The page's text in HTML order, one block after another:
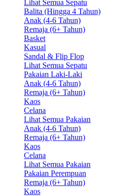
Lihat Semua Sepatu
Balita (Hingga 4 Tahun)
Anak (4-6 Tahun)
Remaja (6+ Tahun)
Basket
Kasual
Sandal & Flip Flop
Lihat Semua Sepatu
Pakaian Laki-Laki
Anak (4-6 Tahun)
Remaja (6+ Tahun)
Kaos
Celana
Lihat Semua Pakaian
Anak (4-6 Tahun)
Remaja (6+ Tahun)
Kaos
Celana
Lihat Semua Pakaian
Pakaian Perempuan
Remaja (6+ Tahun)
Kaos